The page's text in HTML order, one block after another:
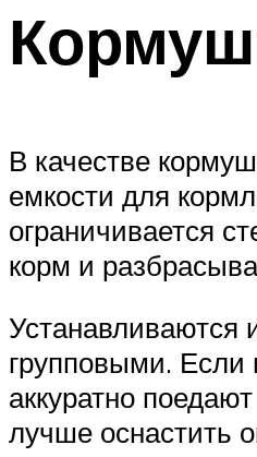
В качестве
емкости для
ограничивается
корм и
Устанавливаются
групповыми. Если
аккуратно
лучше оснастить